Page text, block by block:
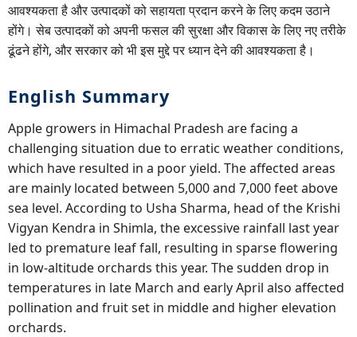
आवश्यकता है और उत्पादकों को सहायता प्रदान करने के लिए कदम उठाने
होंगे। सेब उत्पादकों को अपनी फसल की सुरक्षा और विकास के लिए नए तरीके
ढूंढने होंगे, और सरकार को भी इस मुद्दे पर ध्यान देने की आवश्यकता है।
English Summary
Apple growers in Himachal Pradesh are facing a
challenging situation due to erratic weather conditions,
which have resulted in a poor yield. The affected areas
are mainly located between 5,000 and 7,000 feet above
sea level. According to Usha Sharma, head of the Krishi
Vigyan Kendra in Shimla, the excessive rainfall last year
led to premature leaf fall, resulting in sparse flowering
in low-altitude orchards this year. The sudden drop in
temperatures in late March and early April also affected
pollination and fruit set in middle and higher elevation
orchards.